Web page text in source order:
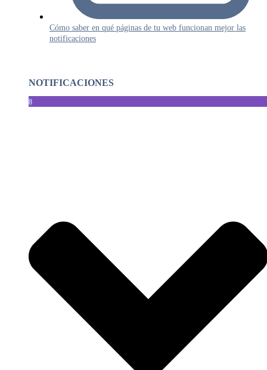
Cómo saber en qué páginas de tu web funcionan mejor las
notificaciones
NOTIFICACIONES
8